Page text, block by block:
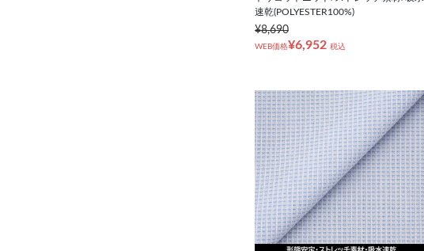
速乾(POLYESTER100%)
¥8,690
WEB価格¥6,952 税込